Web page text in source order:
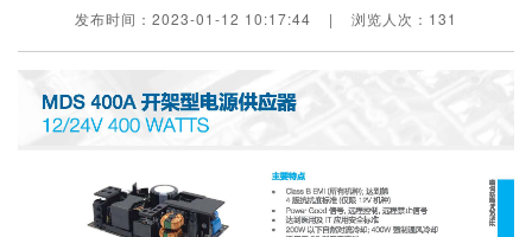
发布时间：2023-01-12 10:17:44 | 浏览人次： 131